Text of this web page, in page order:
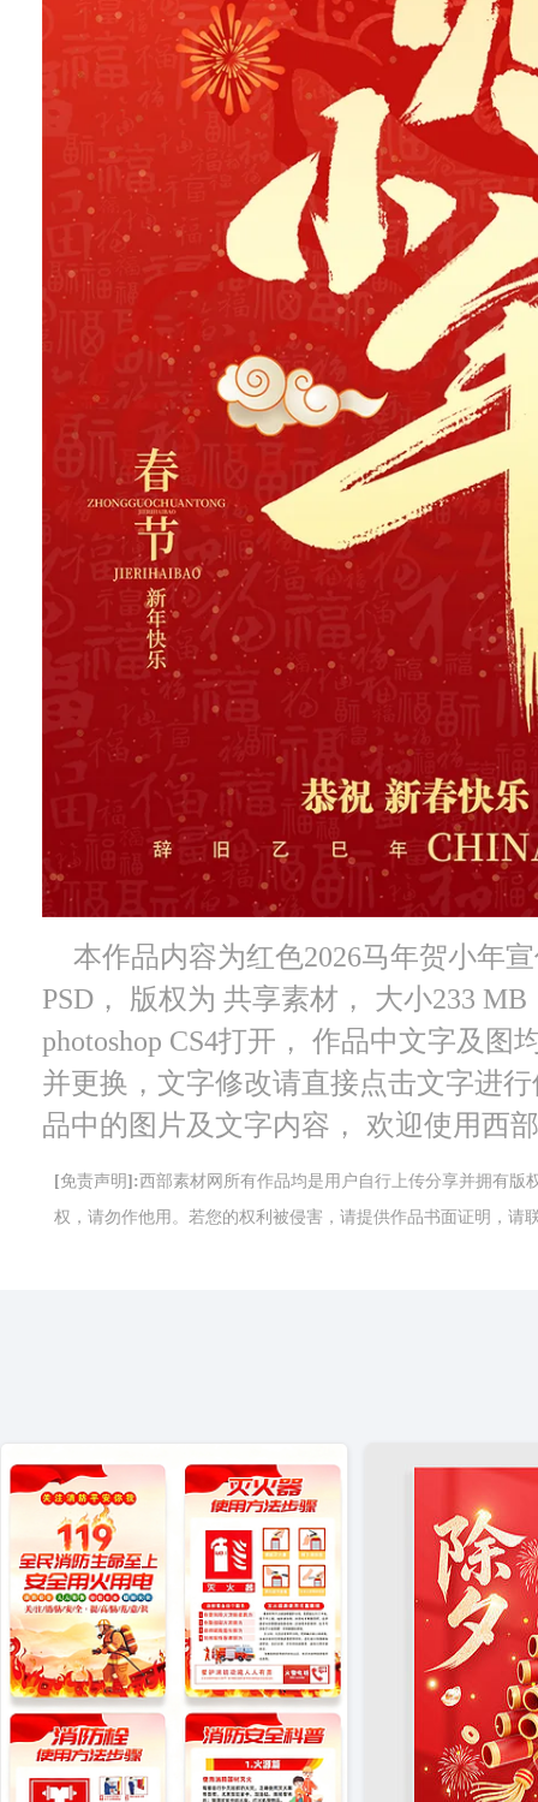
本作品内容为红色2026马年贺小年
PSD， 版权为 共享素材， 大小233
photoshop CS4打开， 作品中文字及
并更换，文字修改请直接点击文字进
品中的图片及文字内容， 欢迎使用西
[免责声明]:西部素材网所有作品均是用户自行上传分享并拥有
权，请勿作他用。若您的权利被侵害，请提供作品书面证明，请